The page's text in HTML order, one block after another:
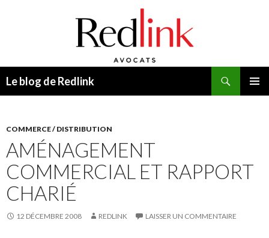
Le blog de Redlink
COMMERCE / DISTRIBUTION
AMÉNAGEMENT
COMMERCIAL ET RAPPORT
CHARIÉ
12 DÉCEMBRE 2008 REDLINK LAISSER UN COMMENTAIRE